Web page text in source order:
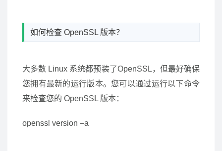
如何检查 OpenSSL 版本？
大多数 Linux 系统都预装了OpenSSL，但最好确保
您拥有最新的运行版本。您可以通过运行以下命令
来检查您的 OpenSSL 版本：
openssl version –a